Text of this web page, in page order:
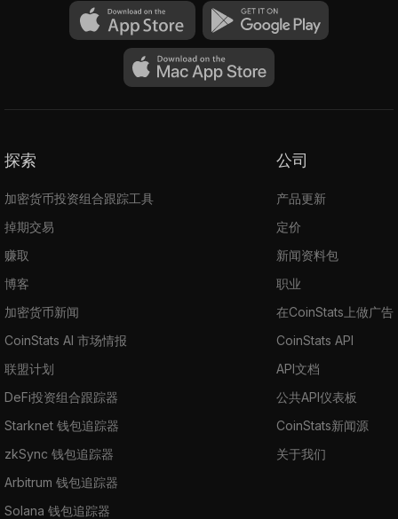
探索
加密货币投资组合跟踪工具
掉期交易
赚取
博客
加密货币新闻
CoinStats AI 市场情报
联盟计划
DeFi投资组合跟踪器
Starknet 钱包追踪器
zkSync 钱包追踪器
Arbitrum 钱包追踪器
Solana 钱包追踪器
公司
产品更新
定价
新闻资料包
职业
在CoinStats上做广告
CoinStats API
API文档
公共API仪表板
CoinStats新闻源
关于我们